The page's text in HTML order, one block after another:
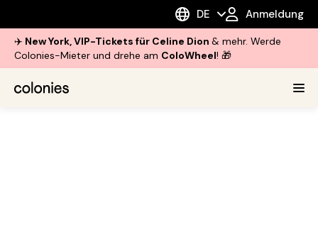
DE Anmeldung
✈️ New York, VIP-Tickets für Celine Dion & mehr. Werde
Colonies-Mieter und drehe am ColoWheel! 🎁